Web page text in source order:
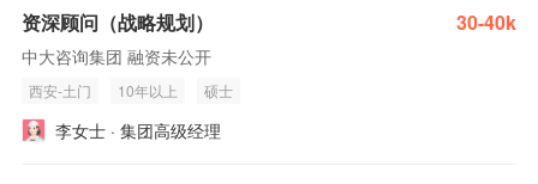
资深顾问（战略规划） 30-40k
中大咨询集团 融资未公开
西安-土门 10年以上 硕士
李女士 · 集团高级经理